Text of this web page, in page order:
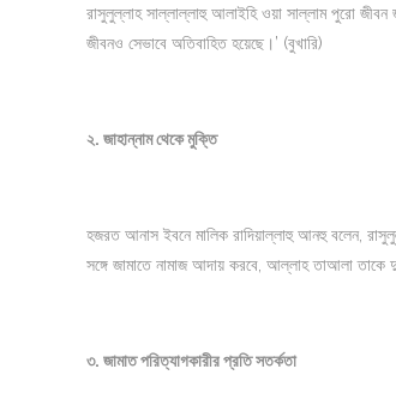
রাসুলুল্লাহ সাল্লাল্লাহু আলাইহি ওয়া সাল্লাম পুরো
জীবনও সেভাবে অতিবাহিত হয়েছে।’ (বুখারি)
২. জাহান্নাম থেকে মুক্তি
হজরত আনাস ইবনে মালিক রাদিয়াল্লাহু আনহু বলেন,
সঙ্গে জামাতে নামাজ আদায় করবে, আল্লাহ তাআলা তাকে
৩. জামাত পরিত্যাগকারীর প্রতি সতর্কতা